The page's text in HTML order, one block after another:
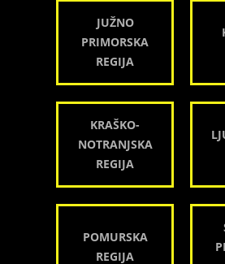
JUŽNO
PRIMORSKA
REGIJA
KRAŠKO-
NOTRANJSKA
REGIJA
POMURSKA
REGIJA